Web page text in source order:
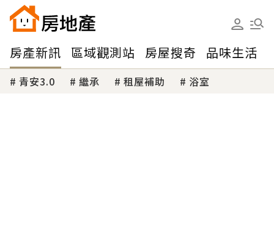
房產新訊 區域觀測站 房屋搜奇 品味生活
青安3.0 繼承 租屋補助 浴室